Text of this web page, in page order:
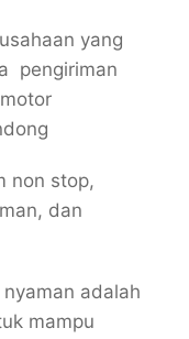
yang
pengiriman
non stop,
dan
adalah
mampu